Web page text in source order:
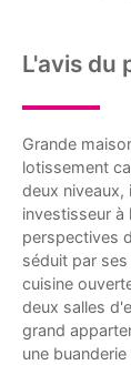
L'avis du
Grande
lotissement
deux niveaux,
investisseur à
perspectives
séduit par
cuisine
deux salles
grand
une